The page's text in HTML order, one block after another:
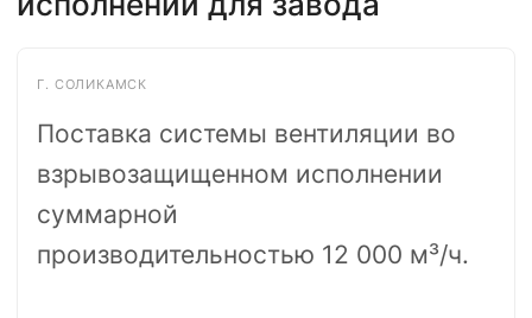
Г. СОЛИКАМСК
Поставка системы вентиляции во
взрывозащищенном исполнении
суммарной
производительностью 12 000 м³/ч.